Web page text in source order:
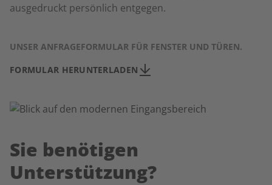
ausgedruckt persönlich entgegen.
UNSER ANFRAGEFORMULAR FÜR FENSTER UND TÜREN.
FORMULAR HERUNTERLADEN
Sie benötigen
Unterstützung?